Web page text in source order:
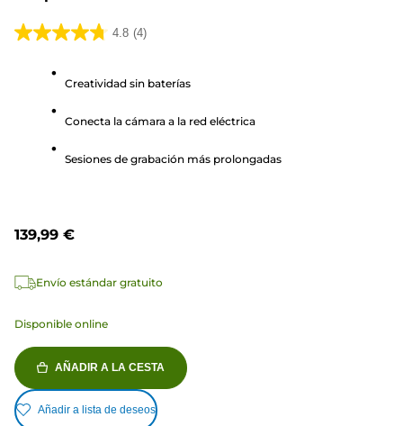
4.8 (4)
4.8
estrellas.
reseñas
Creatividad sin baterías
Conecta la cámara a la red eléctrica
Sesiones de grabación más prolongadas
139,99 €
Envío estándar gratuito
Disponible online
AÑADIR A LA CESTA
Añadir a lista de deseos